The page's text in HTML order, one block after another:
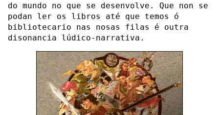
do mundo no que se desenvolve. Que non se
podan ler os libros até que temos ó
bibliotecario nas nosas filas é outra
disonancia lúdico-narrativa.